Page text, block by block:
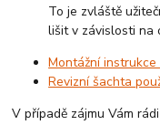
To je zvláště
lišit v závislosti na
Montážní
Revizní šachta
V případě zájmu Vám